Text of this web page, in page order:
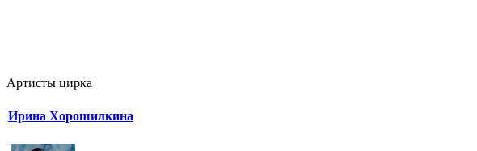
Артисты цирка
Ирина Хорошилкина